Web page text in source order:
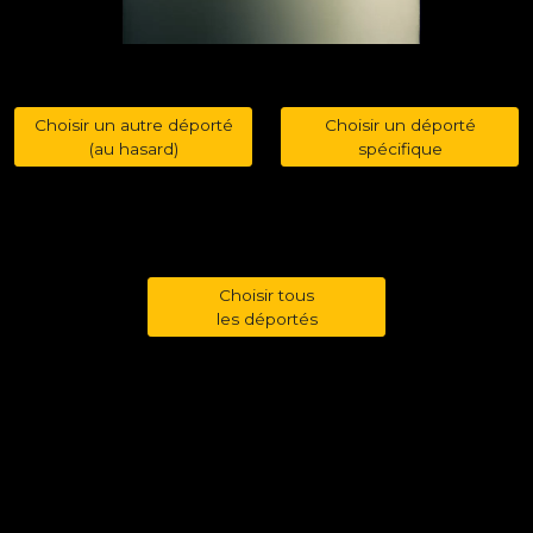
Choisir un autre déporté
(au hasard)
Choisir un déporté
spécifique
Choisir tous
les déportés